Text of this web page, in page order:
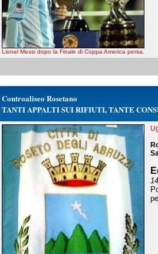
Lionel Messi dopo la Finale di Coppa America persa.
Controaliseo Rosetano
TANTI APPALTI SUI RIFIUTI, TANTE